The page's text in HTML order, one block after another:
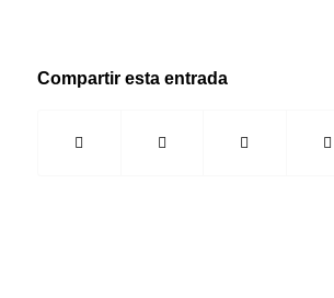
Compartir esta entrada